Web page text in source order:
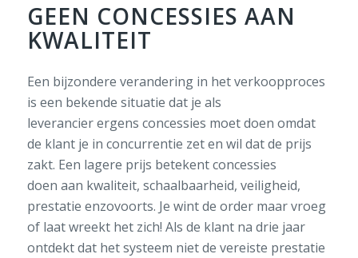
GEEN CONCESSIES AAN
KWALITEIT
Een bijzondere verandering in het verkoopproces
is een bekende situatie dat je als
leverancier ergens concessies moet doen omdat
de klant je in concurrentie zet en wil dat de prijs
zakt. Een lagere prijs betekent concessies
doen aan kwaliteit, schaalbaarheid, veiligheid,
prestatie enzovoorts. Je wint de order maar vroeg
of laat wreekt het zich! Als de klant na drie jaar
ontdekt dat het systeem niet de vereiste prestatie